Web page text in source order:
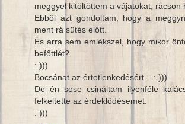
meggyel kitöltöttem a vájatokat, rácson
Ebből azt gondoltam, hogy a
ment rá sütés előtt.
És arra sem emlékszel, hogy mikor
befőttlét?
: )))
Bocsánat az értetlenkedésért... : )))
De én sose csináltam ilyenféle
felkeltette az érdeklődésemet.
: )))